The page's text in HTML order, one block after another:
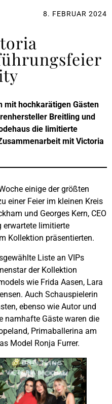
8. FEBRUAR 2024
mit hochkarätigen Gästen
Breitling und
die limitierte
mit Victoria
einige der größten
einer Feier im kleinen Kreis
und Georges Kern, CEO
erwartete limitierte
Kollektion präsentierten.
Liste an VIPs
der Kollektion
wie Frida Aasen, Lara
Auch Schauspielerin
ebenso wie Autor und
namhafte Gäste waren die
Primaballerina am
Model Ronja Furrer.